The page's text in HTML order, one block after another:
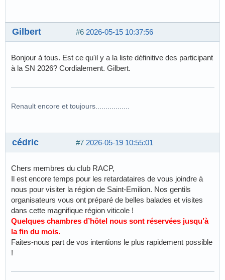
#6 2026-05-15 10:37:56
Gilbert
Bonjour à tous. Est ce qu'il y a la liste définitive des participant
à la SN 2026? Cordialement. Gilbert.
Renault encore et toujours.................
#7 2026-05-19 10:55:01
cédric
Chers membres du club RACP,
Il est encore temps pour les retardataires de vous joindre à
nous pour visiter la région de Saint-Emilion. Nos gentils
organisateurs vous ont préparé de belles balades et visites
dans cette magnifique région viticole !
Quelques chambres d’hôtel nous sont réservées jusqu’à
la fin du mois.
Faites-nous part de vos intentions le plus rapidement possible
!